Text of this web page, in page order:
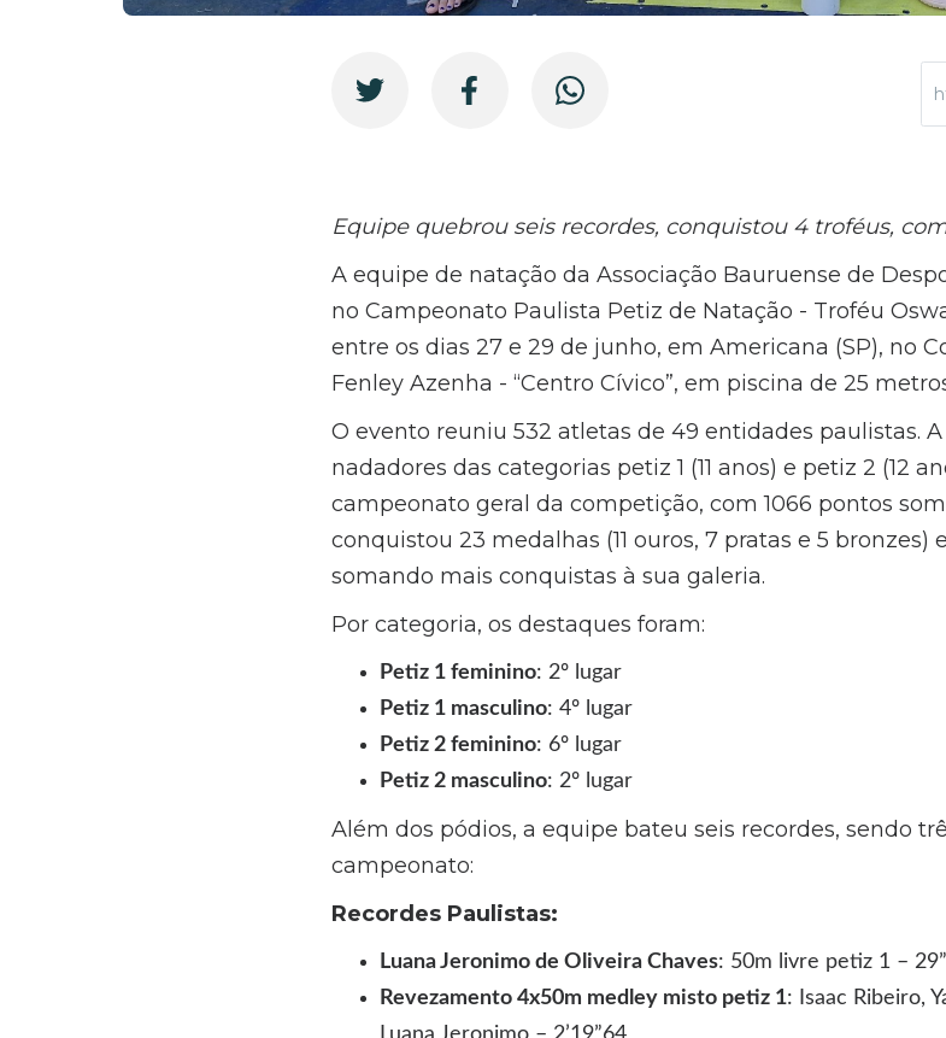
Equipe quebrou seis recordes, conquistou 4 troféus, com
A equipe de natação da Associação Bauruense de
no Campeonato Paulista Petiz de Natação - Troféu
entre os dias 27 e 29 de junho, em Americana (SP), no
Fenley Azenha - “Centro Cívico”, em piscina de 25
O evento reuniu 532 atletas de 49 entidades paulistas.
nadadores das categorias petiz 1 (11 anos) e petiz 2 (12
campeonato geral da competição, com 1066 pontos
conquistou 23 medalhas (11 ouros, 7 pratas e 5 bronzes)
somando mais conquistas à sua galeria.
Por categoria, os destaques foram:
Petiz 1 feminino: 2º lugar
Petiz 1 masculino: 4º lugar
Petiz 2 feminino: 6º lugar
Petiz 2 masculino: 2º lugar
Além dos pódios, a equipe bateu seis recordes, sendo
campeonato:
Recordes Paulistas:
Luana Jeronimo de Oliveira Chaves: 50m livre petiz 1 –
Revezamento 4x50m medley misto petiz 1: Isaac Ribeiro,